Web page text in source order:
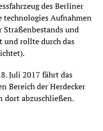
des Berliner
technologies Aufnahmen
Straßenbestands und
und rollte durch das
Juli 2017 fährt das
Bereich der Herdecker
dort abzuschließen.